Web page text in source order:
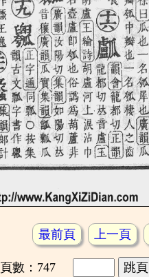
最前頁 上一頁
頁數：747